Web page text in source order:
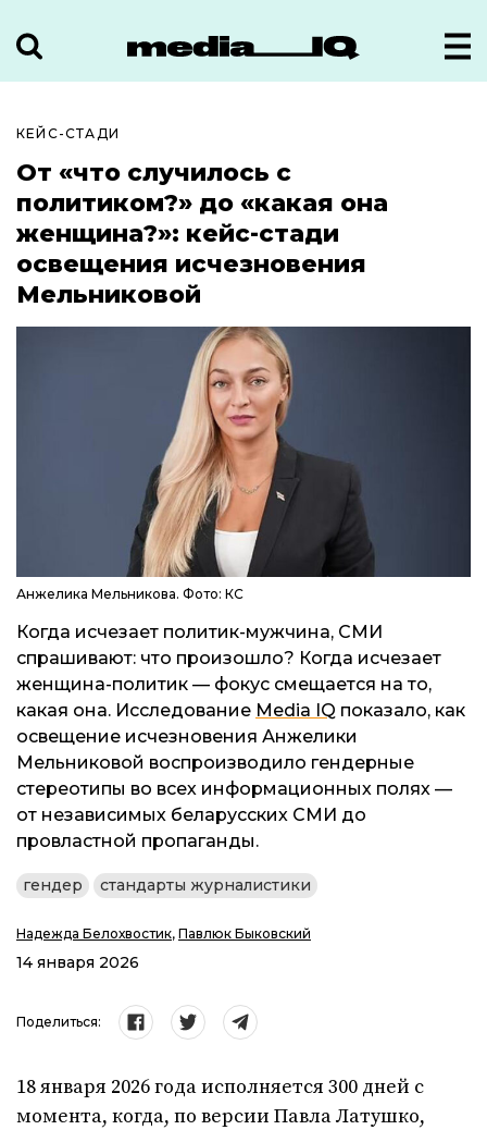
КЕЙС-СТАДИ
От «что случилось с
политиком?» до «какая она
женщина?»: кейс-стади
освещения исчезновения
Мельниковой
Анжелика Мельникова. Фото: КС
Когда исчезает политик-мужчина, СМИ
спрашивают: что произошло? Когда исчезает
женщина-политик — фокус смещается на то,
какая она. Исследование Media IQ показало, как
освещение исчезновения Анжелики
Мельниковой воспроизводило гендерные
стереотипы во всех информационных полях —
от независимых беларусских СМИ до
провластной пропаганды.
гендер стандарты журналистики
Надежда Белохвостик, Павлюк Быковский
14 января 2026
Поделиться:
18 января 2026 года исполняется 300 дней с
момента, когда, по версии Павла Латушко,